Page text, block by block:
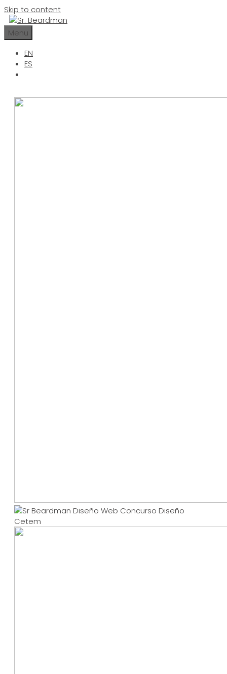
Skip to content
Menu
EN
ES